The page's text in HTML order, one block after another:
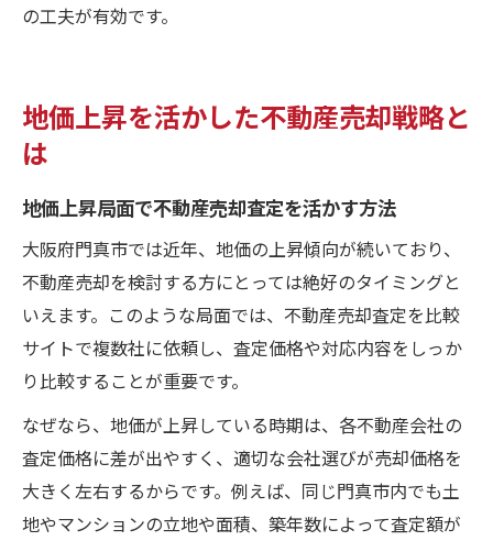
の工夫が有効です。
地価上昇を活かした不動産売却戦略と
は
地価上昇局面で不動産売却査定を活かす方法
大阪府門真市では近年、地価の上昇傾向が続いており、
不動産売却を検討する方にとっては絶好のタイミングと
いえます。このような局面では、不動産売却査定を比較
サイトで複数社に依頼し、査定価格や対応内容をしっか
り比較することが重要です。
なぜなら、地価が上昇している時期は、各不動産会社の
査定価格に差が出やすく、適切な会社選びが売却価格を
大きく左右するからです。例えば、同じ門真市内でも土
地やマンションの立地や面積、築年数によって査定額が